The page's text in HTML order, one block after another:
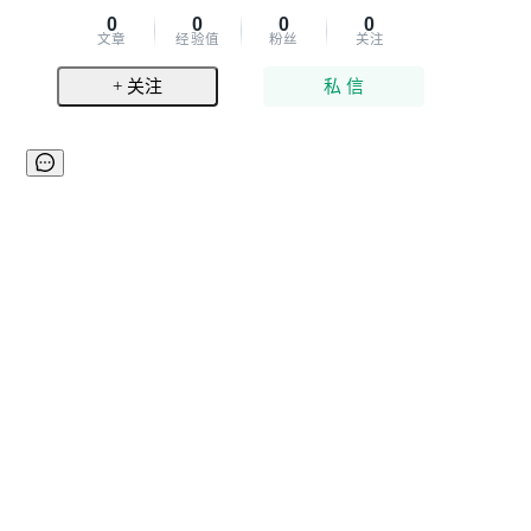
0
文章
0
经验值
0
粉丝
0
关注
+ 关注 私 信